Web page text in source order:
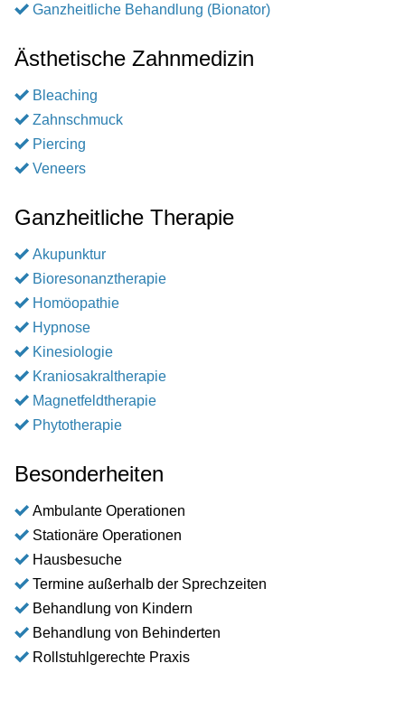
Ganzheitliche Behandlung (Bionator)
Ästhetische Zahnmedizin
Bleaching
Zahnschmuck
Piercing
Veneers
Ganzheitliche Therapie
Akupunktur
Bioresonanztherapie
Homöopathie
Hypnose
Kinesiologie
Kraniosakraltherapie
Magnetfeldtherapie
Phytotherapie
Besonderheiten
Ambulante Operationen
Stationäre Operationen
Hausbesuche
Termine außerhalb der Sprechzeiten
Behandlung von Kindern
Behandlung von Behinderten
Rollstuhlgerechte Praxis